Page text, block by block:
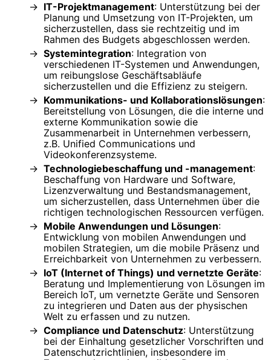
IT-Projektmanagement: Unterstützung bei der
Planung und Umsetzung von IT-Projekten, um
sicherzustellen, dass sie rechtzeitig und im
Rahmen des Budgets abgeschlossen werden.
Systemintegration: Integration von
verschiedenen IT-Systemen und Anwendungen,
um reibungslose Geschäftsabläufe
sicherzustellen und die Effizienz zu steigern.
Kommunikations- und Kollaborationslösungen:
Bereitstellung von Lösungen, die die interne und
externe Kommunikation sowie die
Zusammenarbeit in Unternehmen verbessern,
z.B. Unified Communications und
Videokonferenzsysteme.
Technologiebeschaffung und -management:
Beschaffung von Hardware und Software,
Lizenzverwaltung und Bestandsmanagement,
um sicherzustellen, dass Unternehmen über die
richtigen technologischen Ressourcen verfügen.
Mobile Anwendungen und Lösungen:
Entwicklung von mobilen Anwendungen und
mobilen Strategien, um die mobile Präsenz und
Erreichbarkeit von Unternehmen zu verbessern.
IoT (Internet of Things) und vernetzte Geräte:
Beratung und Implementierung von Lösungen im
Bereich IoT, um vernetzte Geräte und Sensoren
zu integrieren und Daten aus der physischen
Welt zu erfassen und zu nutzen.
Compliance und Datenschutz: Unterstützung
bei der Einhaltung gesetzlicher Vorschriften und
Datenschutzrichtlinien, insbesondere im